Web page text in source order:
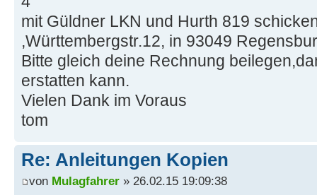
mit Güldner LKN und Hurth 819
,Württembergstr.12, in 93049
Bitte gleich deine Rechnung
erstatten kann.
Vielen Dank im Voraus
tom
Re: Anleitungen Kopien
von Mulagfahrer » 26.02.15 19:09:38